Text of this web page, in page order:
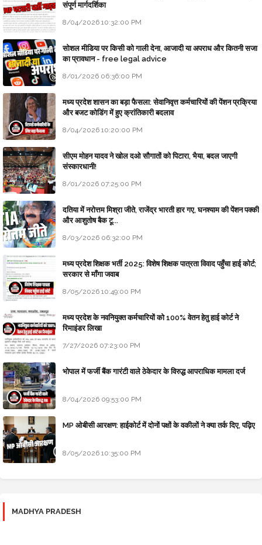
संपूर्ण मार्गदर्शिका
8/04/2026 10:32:00 PM
सोशल मीडिया पर किसी को गाली देना, आजादी या अपराध और कितनी सजा
का प्रावधान - free legal advice
8/01/2026 06:36:00 PM
मध्य प्रदेश शासन का बड़ा फैसला: सेवानिवृत्त कर्मचारियों की पेंशन प्रक्रिया
और बजट कोडिंग में हुए क्रांतिकारी बदलाव
8/04/2026 10:20:00 PM
सीएम मोहन यादव ने खोल दओ सौगातों को पिटारा, भैया, बदल जाएगी
संस्कारधानी!
8/01/2026 07:25:00 PM
दतिया में नरोत्तम मिश्रा जीते, राजेंद्र भारती हार गए, घनश्याम की पेंशन पक्की
और आशुतोष बैक टू...
8/03/2026 06:32:00 PM
मध्य प्रदेश शिक्षक भर्ती 2025: विशेष शिक्षक पात्रता विवाद पहुँचा हाई कोर्ट;
सरकार से माँगा जवाब
8/05/2026 10:49:00 PM
मध्य प्रदेश के नवनियुक्त कर्मचारियों को 100% वेतन हेतु हाई कोर्ट ने
रिमाइंडर लिखा
7/27/2026 07:23:00 PM
भोपाल में फर्जी बैंक गारंटी वाले ठेकेदार के विरुद्ध आपराधिक मामला दर्ज
8/04/2026 09:53:00 PM
MP ओबीसी आरक्षण: हाईकोर्ट में दोनों पक्षों के वकीलों ने क्या तर्क दिए, पढ़िए
8/05/2026 10:35:00 PM
MADHYA PRADESH